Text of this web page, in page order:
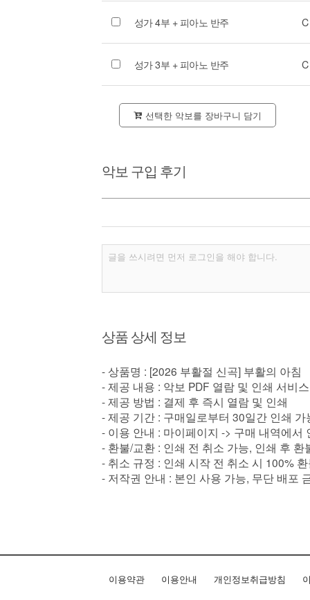
성가 4부 + 피아노 반주
성가 3부 + 피아노 반주
선택한 악보를 장바구니 담기
악보 구입 후기
상품 상세 정보
- 상품명 : [2026 부활절 신곡] 부활의 아침
- 제공 내용 : 악보 PDF 열람 및 인쇄 서비스
- 제공 방법 : 결제 후 즉시 열람 및 인쇄
- 제공 기간 : 구매일로부터 30일간 인쇄
- 이용 안내 : 마이페이지 -> 구매 내역에서
- 환불/교환 : 인쇄 전 취소 가능, 인쇄 후 환
- 취소 규정 : 인쇄 시작 전 취소 시 100%
- 저작권 안내 : 본인 사용 가능, 무단 배포
이용약관 이용안내 개인정보취급방침